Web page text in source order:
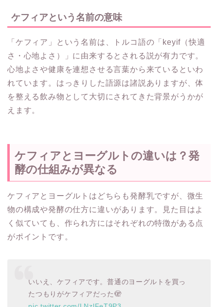
ケフィアという名前の意味
「ケフィア」という名前は、トルコ語の「keyif（快適
さ・心地よさ）」に由来するとされる説が有力です。
心地よさや健康を連想させる言葉から来ているといわ
れています。はっきりした語源は諸説ありますが、体
を整える飲み物として大切にされてきた背景がうかが
えます。
ケフィアとヨーグルトの違いは？発
酵の仕組みが異なる
ケフィアとヨーグルトはどちらも発酵乳ですが、微生
物の構成や発酵の仕方に違いがあります。見た目はよ
く似ていても、作られ方にはそれぞれの特徴がある点
がポイントです。
いいえ、ケフィアです。普通のヨーグルトを買っ
たつもりがケフィアだった🫣